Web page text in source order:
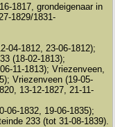
1817, grondeigenaar in
1829/1831-
04-1812, 23-06-1812);
(18-02-1813);
11-1813); Vriezenveen,
Vriezenveen (19-05-
13-12-1827, 21-11-
06-1832, 19-06-1835);
233 (tot 31-08-1839).